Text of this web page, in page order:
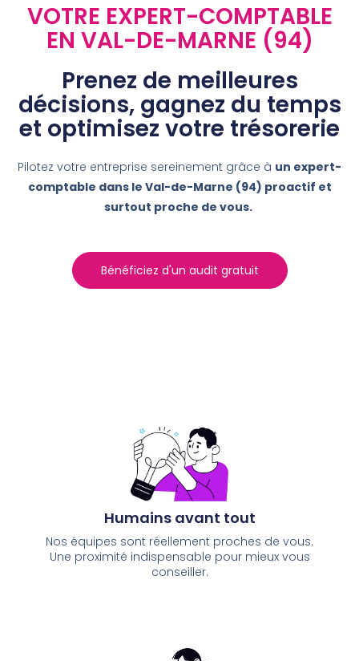
VOTRE EXPERT-COMPTABLE
EN VAL-DE-MARNE (94)
Prenez de meilleures
décisions, gagnez du temps
et optimisez votre trésorerie
Pilotez votre entreprise sereinement grâce à un expert-
comptable dans le Val-de-Marne (94) proactif et
surtout proche de vous.
Bénéficiez d'un audit gratuit
Humains avant tout
Nos équipes sont réellement proches de vous.
Une proximité indispensable pour mieux vous
conseiller.